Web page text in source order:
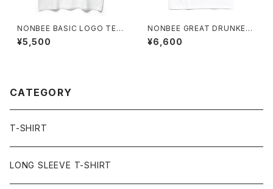
NONBEE BASIC LOGO TEE
white/green (new)
¥5,500
NONBEE GREAT DRUNKER
TEE white
¥6,600
CATEGORY
T-SHIRT
LONG SLEEVE T-SHIRT